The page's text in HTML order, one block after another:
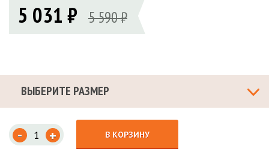
5 031 ₽ 5 590 ₽
ВЫБЕРИТЕ РАЗМЕР
- + В КОРЗИНУ